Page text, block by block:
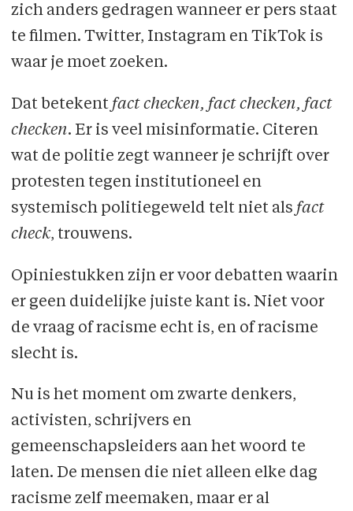
zich anders gedragen wanneer er pers staat
te filmen. Twitter, Instagram en TikTok is
waar je moet zoeken.
Dat betekentfact checken, fact checken, fact
checken. Er is veel misinformatie. Citeren
wat de politie zegt wanneer je schrijft over
protesten tegen institutioneel en
systemisch politiegeweld telt niet als fact
check, trouwens.
Opiniestukken zijn er voor debatten waarin
er geen duidelijke juiste kant is. Niet voor
de vraag of racisme echt is, en of racisme
slecht is.
Nu is het moment om zwarte denkers,
activisten, schrijvers en
gemeenschapsleiders aan het woord te
laten. De mensen die niet alleen elke dag
racisme zelf meemaken, maar er al